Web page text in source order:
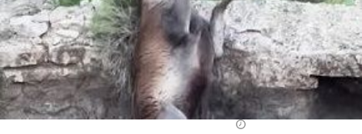
エンタメ クイズ
グルメ 地域
住まい 教育・育児
動物 リサーチ